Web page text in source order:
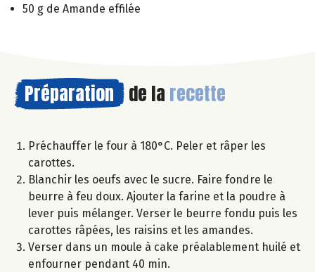
50 g de Amande effilée
Préparation de la recette
Préchauffer le four à 180°C. Peler et râper les
carottes.
Blanchir les oeufs avec le sucre. Faire fondre le
beurre à feu doux. Ajouter la farine et la poudre à
lever puis mélanger. Verser le beurre fondu puis les
carottes râpées, les raisins et les amandes.
Verser dans un moule à cake préalablement huilé et
enfourner pendant 40 min.